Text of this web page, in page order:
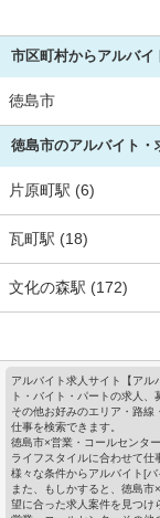
市区町村からアルバイ
徳島市
徳島市のアルバイト・
片原町駅 (6)
瓦町駅 (18)
文化の森駅 (172)
アルバイト求人サイト【アル
ト・バイト・パートの求人、
その他お好みのエリア・路
仕事を検索できます。
徳島市×営業・コールセンタ
ライフスタイルに合わせて仕
様々な条件からアルバイト[
また、もしかすると、徳島
望に合った求人案件を見つけ